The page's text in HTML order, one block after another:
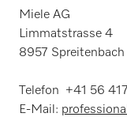
Miele AG
Limmatstrasse 4
8957 Spreitenbach
Telefon +41 56
E-Mail: